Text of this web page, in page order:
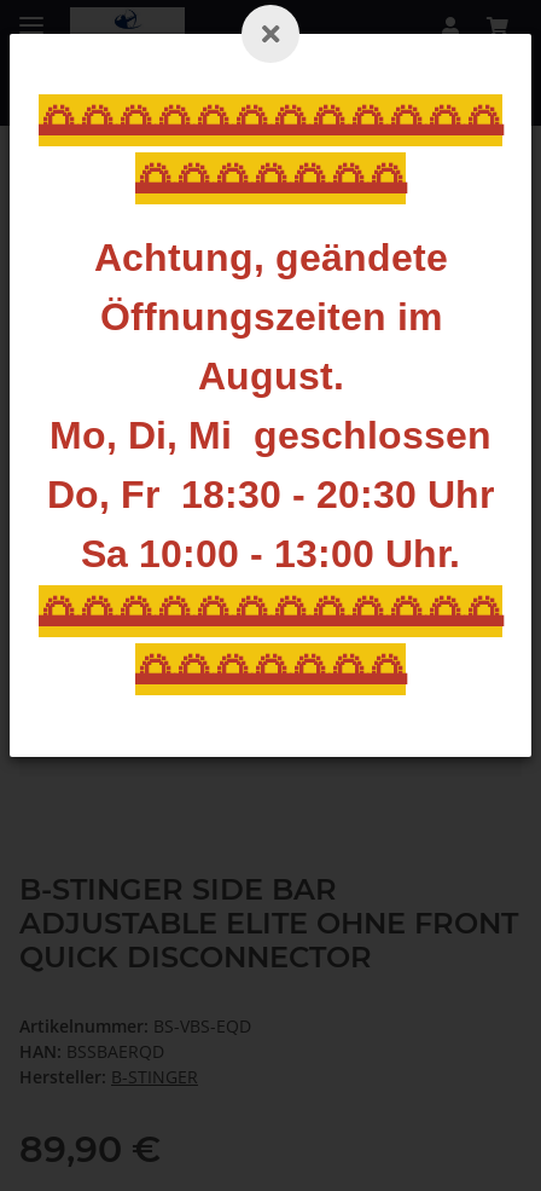
🌅🌅🌅🌅🌅🌅🌅🌅🌅🌅🌅🌅
🌅🌅🌅🌅🌅🌅🌅
Achtung, geändete
Öffnungszeiten im
August.
Mo, Di, Mi geschlossen
Do, Fr 18:30 - 20:30 Uhr
Sa 10:00 - 13:00 Uhr.
🌅🌅🌅🌅🌅🌅🌅🌅🌅🌅🌅🌅
🌅🌅🌅🌅🌅🌅🌅
Zurück zur Liste Side-Bars
B-STINGER SIDE BAR
ADJUSTABLE ELITE OHNE FRONT
QUICK DISCONNECTOR
Artikelnummer: BS-VBS-EQD
HAN: BSSBAERQD
Hersteller: B-STINGER
89,90 €